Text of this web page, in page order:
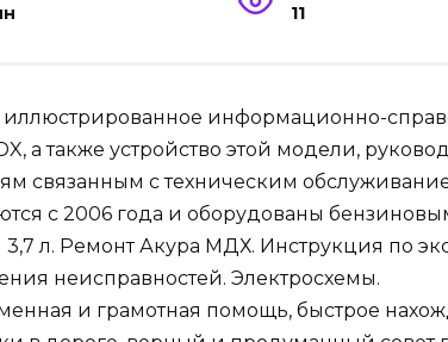
11
информационно-
а также устройство этой модели,
связанным с техническим
с 2006 года и оборудованы
л. Ремонт Акура МДХ. Инструкция по
неисправностей. Электросхемы.
и грамотная помощь, быстрое